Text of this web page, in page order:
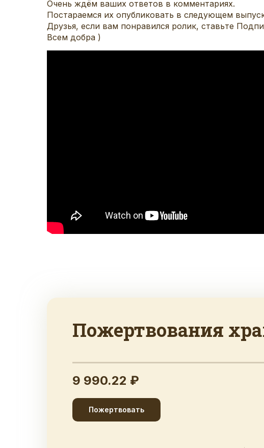
Очень ждём ваших ответов в комментариях.
Постараемся их опубликовать в следующем
Друзья, если вам понравился ролик, ставьте
Всем добра )
Пожертвования
9 990.22 ₽
Пожертвовать